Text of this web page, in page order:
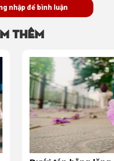
nhập để bình luận
thêm